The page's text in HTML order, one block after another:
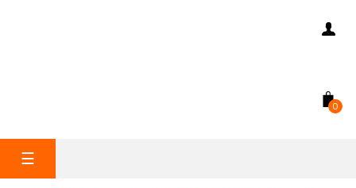
0
navigazione
☰